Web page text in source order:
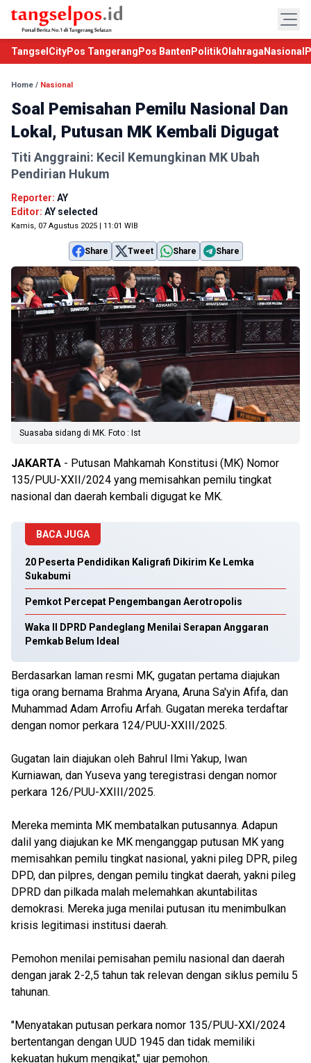
TangselCityPos Tangerang Pos Banten PolitikOlahraga Nasional
Home / Nasional
Soal Pemisahan Pemilu Nasional Dan
Lokal, Putusan MK Kembali Digugat
Titi Anggraini: Kecil Kemungkinan MK Ubah
Pendirian Hukum
Reporter: AY
Editor: AY selected
Kamis, 07 Agustus 2025 | 11:01 WIB
Share Tweet Share Share
Suasaba sidang di MK. Foto : Ist
JAKARTA - Putusan Mahkamah Konstitusi (MK) Nomor
135/PUU-XXII/2024 yang memisahkan pemilu tingkat
nasional dan daerah kembali digugat ke MK.
BACA JUGA
20 Peserta Pendidikan Kaligrafi Dikirim Ke Lemka
Sukabumi
Pemkot Percepat Pengembangan Aerotropolis
Waka II DPRD Pandeglang Menilai Serapan Anggaran
Pemkab Belum Ideal
Berdasarkan laman resmi MK, gugatan pertama diajukan
tiga orang bernama Brahma Aryana, Aruna Sa'yin Afifa, dan
Muhammad Adam Arrofiu Arfah. Gugatan mereka terdaftar
dengan nomor perkara 124/PUU-XXIII/2025.
Gugatan lain diajukan oleh Bahrul Ilmi Yakup, Iwan
Kurniawan, dan Yuseva yang teregistrasi dengan nomor
perkara 126/PUU-XXIII/2025.
Mereka meminta MK membatalkan putusannya. Adapun
dalil yang diajukan ke MK menganggap putusan MK yang
memisahkan pemilu tingkat nasional, yakni pileg DPR, pileg
DPD, dan pilpres, dengan pemilu tingkat daerah, yakni pileg
DPRD dan pilkada malah melemahkan akuntabilitas
demokrasi. Mereka juga menilai putusan itu menimbulkan
krisis legitimasi institusi daerah.
Pemohon menilai pemisahan pemilu nasional dan daerah
dengan jarak 2-2,5 tahun tak relevan dengan siklus pemilu 5
tahunan.
"Menyatakan putusan perkara nomor 135/PUU-XXI/2024
bertentangan dengan UUD 1945 dan tidak memiliki
kekuatan hukum mengikat," ujar pemohon.